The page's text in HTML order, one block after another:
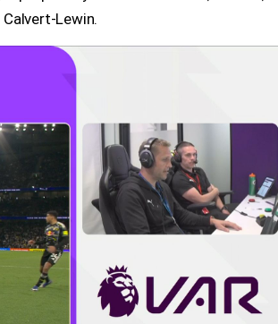
Lewin.